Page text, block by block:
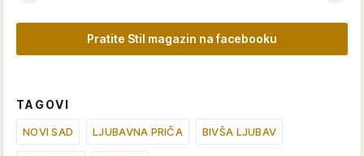
Pratite Stil magazin na facebooku
TAGOVI
NOVI SAD LJUBAVNA PRIČA BIVŠA LJUBAV